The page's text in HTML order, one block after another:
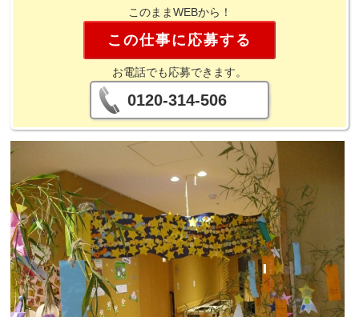
このままWEBから！
この仕事に応募する
お電話でも応募できます。
0120-314-506